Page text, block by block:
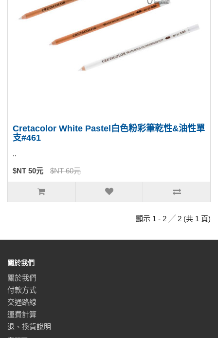
Cretacolor White Pastel白色粉彩筆乾性&油性單
支#461
..
$NT 50元 $NT 60元
顯示 1 - 2 ╱ 2 (共 1 頁)
關於我們
關於我們
付款方式
交通路線
運費計算
退、換貨說明